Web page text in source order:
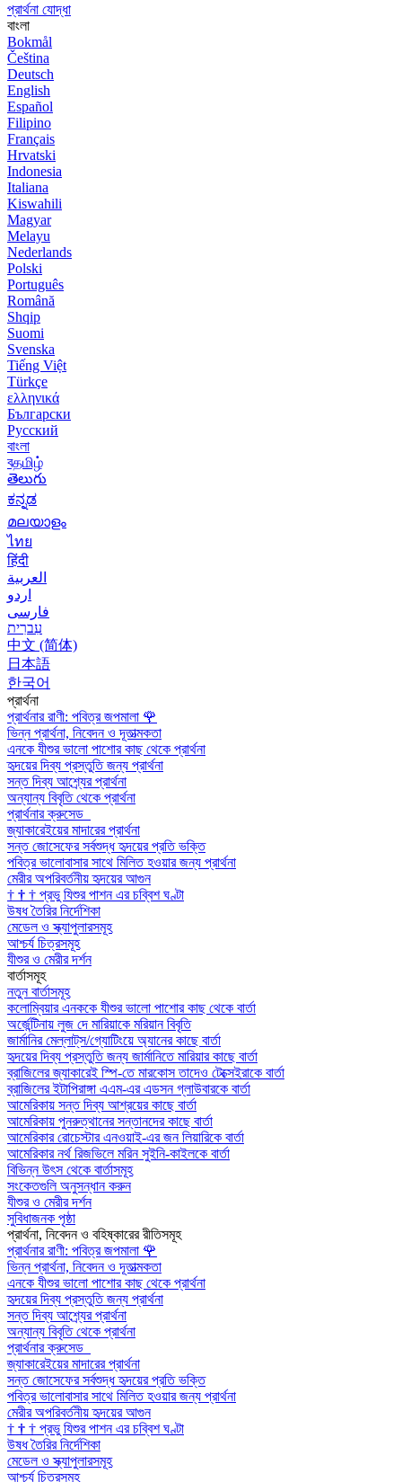
প্রার্থনা যোদ্ধা
বাংলা
Bokmål
Čeština
Deutsch
English
Español
Filipino
Français
Hrvatski
Indonesia
Italiana
Kiswahili
Magyar
Melayu
Nederlands
Polski
Português
Română
Shqip
Suomi
Svenska
Tiếng Việt
Türkçe
ελληνικά
Български
Русский
বাংলা
বதமிழ்
తెలుగు
ಕನ್ನಡ
മലയാളം
ไทย
हिंदी
العربية
اردو
فارسی
עִברִית
中文 (简体)
日本語
한국어
প্রার্থনা
প্রার্থনার রাণী: পবিত্র জপমালা 🌹
ভিন্ন প্রার্থনা, নিবেদন ও দূতাত্মকতা
এনকে যীশুর ভালো পাশোর কাছ থেকে প্রার্থনা
হৃদয়ের দিব্য প্রস্তুতি জন্য প্রার্থনা
সন্ত দিব্য আশ্র্যের প্রার্থনা
অন্যান্য বিবৃতি থেকে প্রার্থনা
প্রার্থনার ক্রুসেড
জ্যাকারেইয়ের মাদারের প্রার্থনা
সন্ত জোসেফের সর্বশুদ্ধ হৃদয়ের প্রতি ভক্তি
পবিত্র ভালোবাসার সাথে মিলিত হওয়ার জন্য প্রার্থনা
মেরীর অপরিবর্তনীয় হৃদয়ের আগুন
† † † প্রভু যিশুর পাশন এর চব্বিশ ঘণ্টা
উষধ তৈরির নির্দেশিকা
মেডেল ও স্ক্যাপুলারসমূহ
আশ্চর্য চিত্রসমূহ
যীশুর ও মেরীর দর্শন
বার্তাসমূহ
নতুন বার্তাসমূহ
কলোম্বিয়ার এনককে যীশুর ভালো পাশোর কাছ থেকে বার্তা
অর্জেন্টিনায় লুজ দে মারিয়াকে মরিয়ান বিবৃতি
জার্মানির মেল্লাট্‌স/গ্যোটিংয়ে অ্যানের কাছে বার্তা
হৃদয়ের দিব্য প্রস্তুতি জন্য জার্মানিতে মারিয়ার কাছে বার্তা
ব্রাজিলের জ্যাকারেই স্পি-তে মারকোস তাদেও টেক্সেইরাকে বার্তা
ব্রাজিলের ইটাপিরাঙ্গা এএম-এর এডসন গ্লাউবারকে বার্তা
আমেরিকায় সন্ত দিব্য আশ্রয়ের কাছে বার্তা
আমেরিকায় পুনরুত্থানের সন্তানদের কাছে বার্তা
আমেরিকার রোচেস্টার এনওয়াই-এর জন লিয়ারিকে বার্তা
আমেরিকার নর্থ রিজভিলে মরিন সুইনি-কাইলকে বার্তা
বিভিন্ন উৎস থেকে বার্তাসমূহ
সংকেতগুলি অনুসন্ধান করুন
যীশুর ও মেরীর দর্শন
সুবিধাজনক পৃষ্ঠা
প্রার্থনা, নিবেদন ও বহিষ্কারের রীতিসমূহ
প্রার্থনার রাণী: পবিত্র জপমালা 🌹
ভিন্ন প্রার্থনা, নিবেদন ও দূতাত্মকতা
এনকে যীশুর ভালো পাশোর কাছ থেকে প্রার্থনা
হৃদয়ের দিব্য প্রস্তুতি জন্য প্রার্থনা
সন্ত দিব্য আশ্র্যের প্রার্থনা
অন্যান্য বিবৃতি থেকে প্রার্থনা
প্রার্থনার ক্রুসেড
জ্যাকারেইয়ের মাদারের প্রার্থনা
সন্ত জোসেফের সর্বশুদ্ধ হৃদয়ের প্রতি ভক্তি
পবিত্র ভালোবাসার সাথে মিলিত হওয়ার জন্য প্রার্থনা
মেরীর অপরিবর্তনীয় হৃদয়ের আগুন
† † † প্রভু যিশুর পাশন এর চব্বিশ ঘণ্টা
উষধ তৈরির নির্দেশিকা
মেডেল ও স্ক্যাপুলারসমূহ
আশ্চর্য চিত্রসমূহ